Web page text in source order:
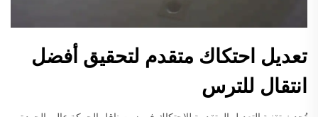
تعديل احتكاك متقدم لتحقيق أفضل
انتقال للترس